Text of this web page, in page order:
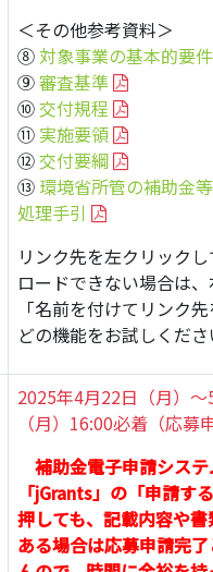
＜その他参考資料＞
⑧ 対象事業の基本的要件
⑨審査基準
⑩交付規程
⑪ 実施要領
⑫交付要綱
⑬環境省所管の補助金
処理手引
リンク先を左クリック
ロードできない場合は
「名前を付けてリンク
どの機能をお試しくださ
2025年4月22日（月）
（月）16:00必着（応募
補助金電子申請シス
「jGrants」の「申請す
押しても、記載内容や
ある場合は応募申請完